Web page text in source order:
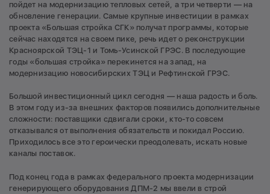
пойдет на модернизацию тепловых сетей, а три четверти — на
обновление генерации. Самые крупные инвестиции в рамках
проекта «Большая стройка СГК» получат программы, которые
сейчас находятся на своем пике, речь идет о реконструкции
Красноярской ТЭЦ-1 и Томь-Усинской ГРЭС. В последующие
годы «большая стройка» перекинется на запад, на
модернизацию новосибирских ТЭЦ и Рефтинской ГРЭС.
Большой инвестиционный цикл сегодня — наша радость и боль.
В этом году из-за внешних факторов появились дополнительные
сложности: поставщики сдвигали сроки, кто-то совсем
отказывался от выполнения обязательств и покидал Россию.
Приходилось все это героически преодолевать, искать новые
каналы поставок.
Под конец года в рамках федерального проекта модернизации
генерирующего оборудования ДПМ-2 мы ввели в строй